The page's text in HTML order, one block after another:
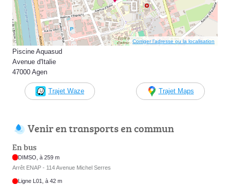
Corriger l’adresse ou la localisation
Piscine Aquasud
Avenue d'Italie
47000 Agen
Trajet Waze Trajet Maps
Venir en transports en commun
En bus
DIMSO, à 259 m
Arrêt ENAP - 114 Avenue Michel Serres
Ligne L01, à 42 m